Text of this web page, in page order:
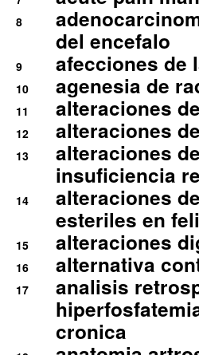
8
del encefalo
9 afecciones de
10 agenesia de
11 alteraciones
12 alteraciones
13
alteraciones
insuficiencia
14
alteraciones
esteriles en
15 alteraciones
16 alternativa
17
analisis
cronica